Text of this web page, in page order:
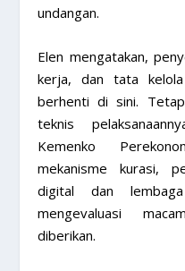
undangan.
Elen mengatakan,
kerja, dan tata
berhenti di sini.
teknis
Kemenko
mekanisme kurasi,
digital dan
mengevaluasi
diberikan.